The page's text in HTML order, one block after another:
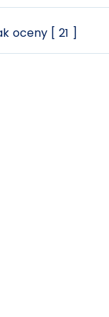
oceny [ 21 ]